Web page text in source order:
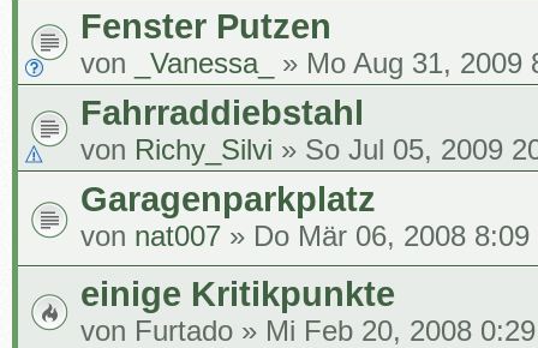
Fenster Putzen
von _Vanessa_ » Mo Aug 31, 2009
Fahrraddiebstahl
von Richy_Silvi » So Jul 05, 2009
Garagenparkplatz
von nat007 » Do Mär 06, 2008 8:09
einige Kritikpunkte
von Furtado » Mi Feb 20, 2008 0:29